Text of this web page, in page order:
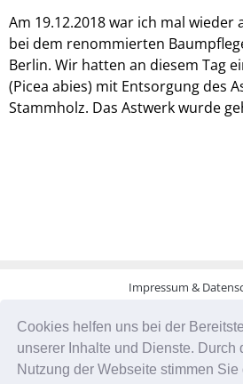
Cookies helfen uns bei der
unserer Inhalte und Dienste. Durch
Nutzung der Webseite stimmen Sie
Am 19.12.2018 war ich mal
bei dem renommierten
Berlin. Wir hatten an diesem Tag
(Picea abies) mit Entsorgung des
Stammholz. Das Astwerk wurde
Impressum &